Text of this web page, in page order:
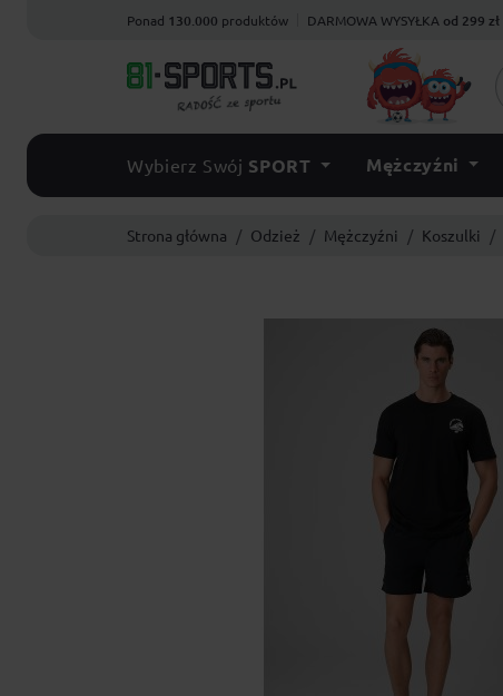
Ponad 130.000 produktów DARMOWA WYSYŁKA od 299 zł
Wybierz Swój SPORT Mężczyźni
Strona główna Odzież Mężczyźni Koszulki